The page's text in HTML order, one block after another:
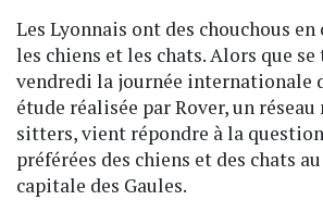
Les Lyonnais ont des chouchous en
les chiens et les chats. Alors que se
vendredi la journée internationale
étude réalisée par Rover, un
sitters, vient répondre à la
préférées des chiens et des chats
capitale des Gaules.